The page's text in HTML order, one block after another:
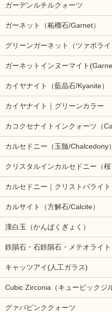
ガーデンルチルクォーツ
ガーネット（柘榴石/Garnet）
グリーンガーネット（ツァボライ
ガーネットインヌーマイト
カイヤナイト（藍晶石/Kyanite）
カイヤナイト｜グリーンカラー
カコクセナイトインクォーツ（
カルセドニー（玉髄/Chalcedony）
クリスタルインカルセドニー（桜
カルセドニー｜クリストバライ
カルサイト（方解石/Calcite）
漢白玉（かんぱくぎょく）
鉄隕石・石鉄隕石・メテオライト
キャッツアイ(人工ガラス)
Cubic Zirconia（キュービックジ
グァバピンククォーツ